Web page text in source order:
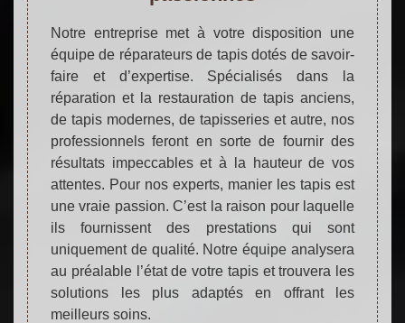
Notre entreprise met à votre disposition une
équipe de réparateurs de tapis dotés de savoir-
faire et d’expertise. Spécialisés dans la
réparation et la restauration de tapis anciens,
de tapis modernes, de tapisseries et autre, nos
professionnels feront en sorte de fournir des
résultats impeccables et à la hauteur de vos
attentes. Pour nos experts, manier les tapis est
une vraie passion. C’est la raison pour laquelle
ils fournissent des prestations qui sont
uniquement de qualité. Notre équipe analysera
au préalable l’état de votre tapis et trouvera les
solutions les plus adaptés en offrant les
meilleurs soins.